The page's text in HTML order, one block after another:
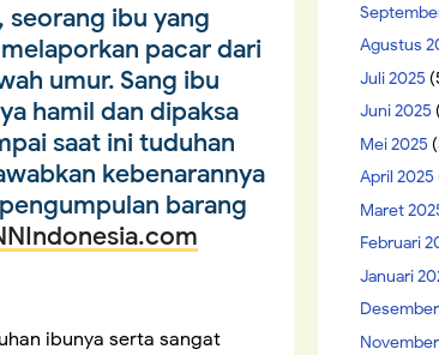
ibu yang
pacar dari
umur. Sang ibu
hamil dan dipaksa
saat ini tuduhan
kebenarannya
barang
ibunya serta sangat
Agustus
Juli 2025
Juni 2025
Mei 2025
April 2025
Maret
Februari
Januari